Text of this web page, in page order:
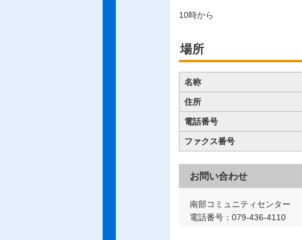
10時から
場所
名称
住所
電話番号
ファクス番号
お問い合わせ
南部コミュニティセンター
電話番号：079-436-4110